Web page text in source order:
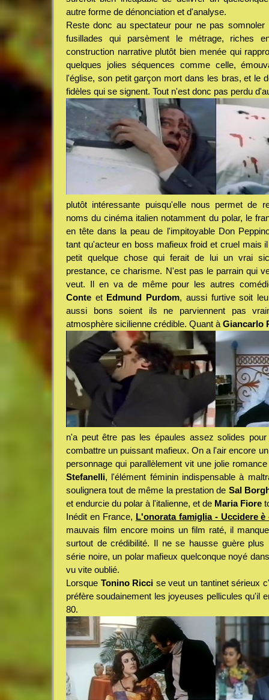
autre forme de dénonciation et d'analyse.
Reste donc au spectateur pour ne pas
fusillades qui parsèment le métrage, riches
construction narrative plutôt bien menée qui
quelques jolies séquences comme celle,
l'église, son petit garçon mort dans les bras, et le
fidèles qui se signent. Tout n'est donc pas perdu
plutôt intéressante puisqu'elle nous permet de
noms du cinéma italien notamment du polar, le
en tête dans la peau de l'impitoyable Don
tant qu'acteur en boss mafieux froid et cruel mais
petit quelque chose qui ferait de lui un vrai
prestance, ce charisme. N'est pas le parrain qui
veut. Il en va de même pour les autres
Conte et Edmund Purdom, aussi furtive soit
aussi bons soient ils ne parviennent pas
atmosphère sicilienne crédible. Quant à Giancarlo
n'a peut être pas les épaules assez solides
combattre un puissant mafieux. On a l'air encore
personnage qui parallèlement vit une jolie
Stefanelli, l'élément féminin indispensable à
soulignera tout de même la prestation de Sal
et endurcie du polar à l'italienne, et de Maria Fiore
Inédit en France, L'onorata famiglia - Uccidere è
mauvais film encore moins un film raté, il
surtout de crédibilité. Il ne se hausse guère plus
série noire, un polar mafieux quelconque noyé
vu vite oublié.
Lorsque Tonino Ricci se veut un tantinet sérieux
préfère soudainement les joyeuses pellicules qu'il
80.